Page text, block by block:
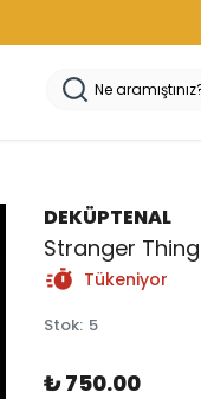
DEKÜPTENAL
Stranger
Tükeniyor
Stok: 5
₺ 750.00